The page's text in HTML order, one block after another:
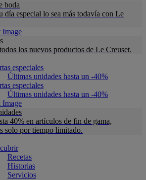
boda
día especial lo sea más todavía con Le
los nuevos productos de Le Creuset.
especiales
Últimas unidades hasta un -40%
especiales
Últimas unidades hasta un -40%
40% en artículos de fin de gama,
solo por tiempo limitado.
Recetas
Historias
Servicios